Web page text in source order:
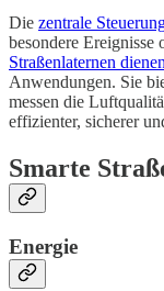
Die zentrale
besondere Ereignisse
Straßenlaternen
Anwendungen. Sie
messen die
effizienter, sicherer
Smarte
Energie